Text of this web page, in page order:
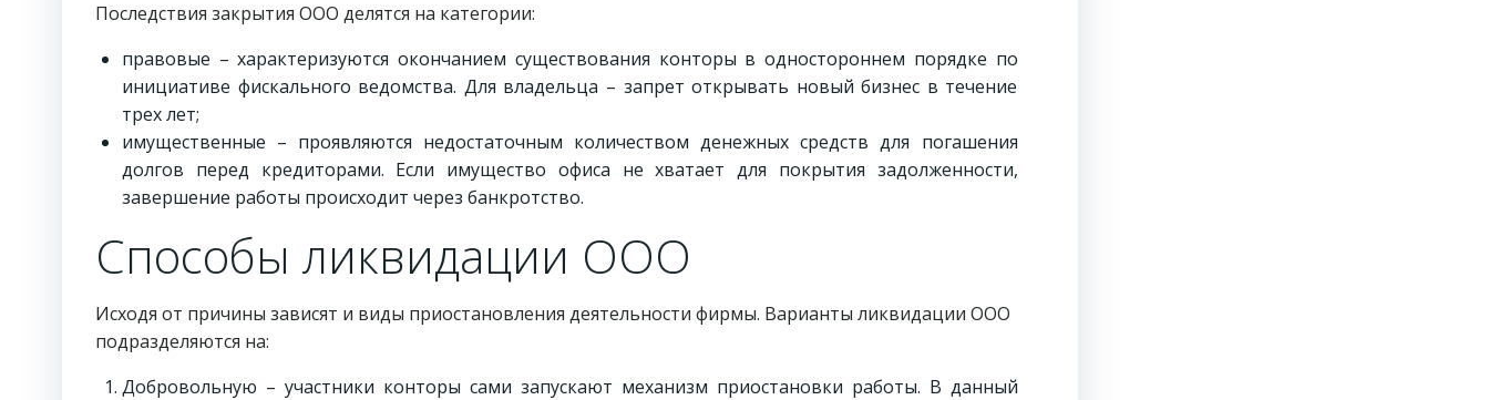
Последствия закрытия ООО делятся на категории:
правовые – характеризуются окончанием существования конторы в одностороннем порядке по
инициативе фискального ведомства. Для владельца – запрет открывать новый бизнес в течение
трех лет;
имущественные – проявляются недостаточным количеством денежных средств для погашения
долгов перед кредиторами. Если имущество офиса не хватает для покрытия задолженности,
завершение работы происходит через банкротство.
Способы ликвидации ООО
Исходя от причины зависят и виды приостановления деятельности фирмы. Варианты ликвидации ООО
подразделяются на:
Добровольную – участники конторы сами запускают механизм приостановки работы. В данный